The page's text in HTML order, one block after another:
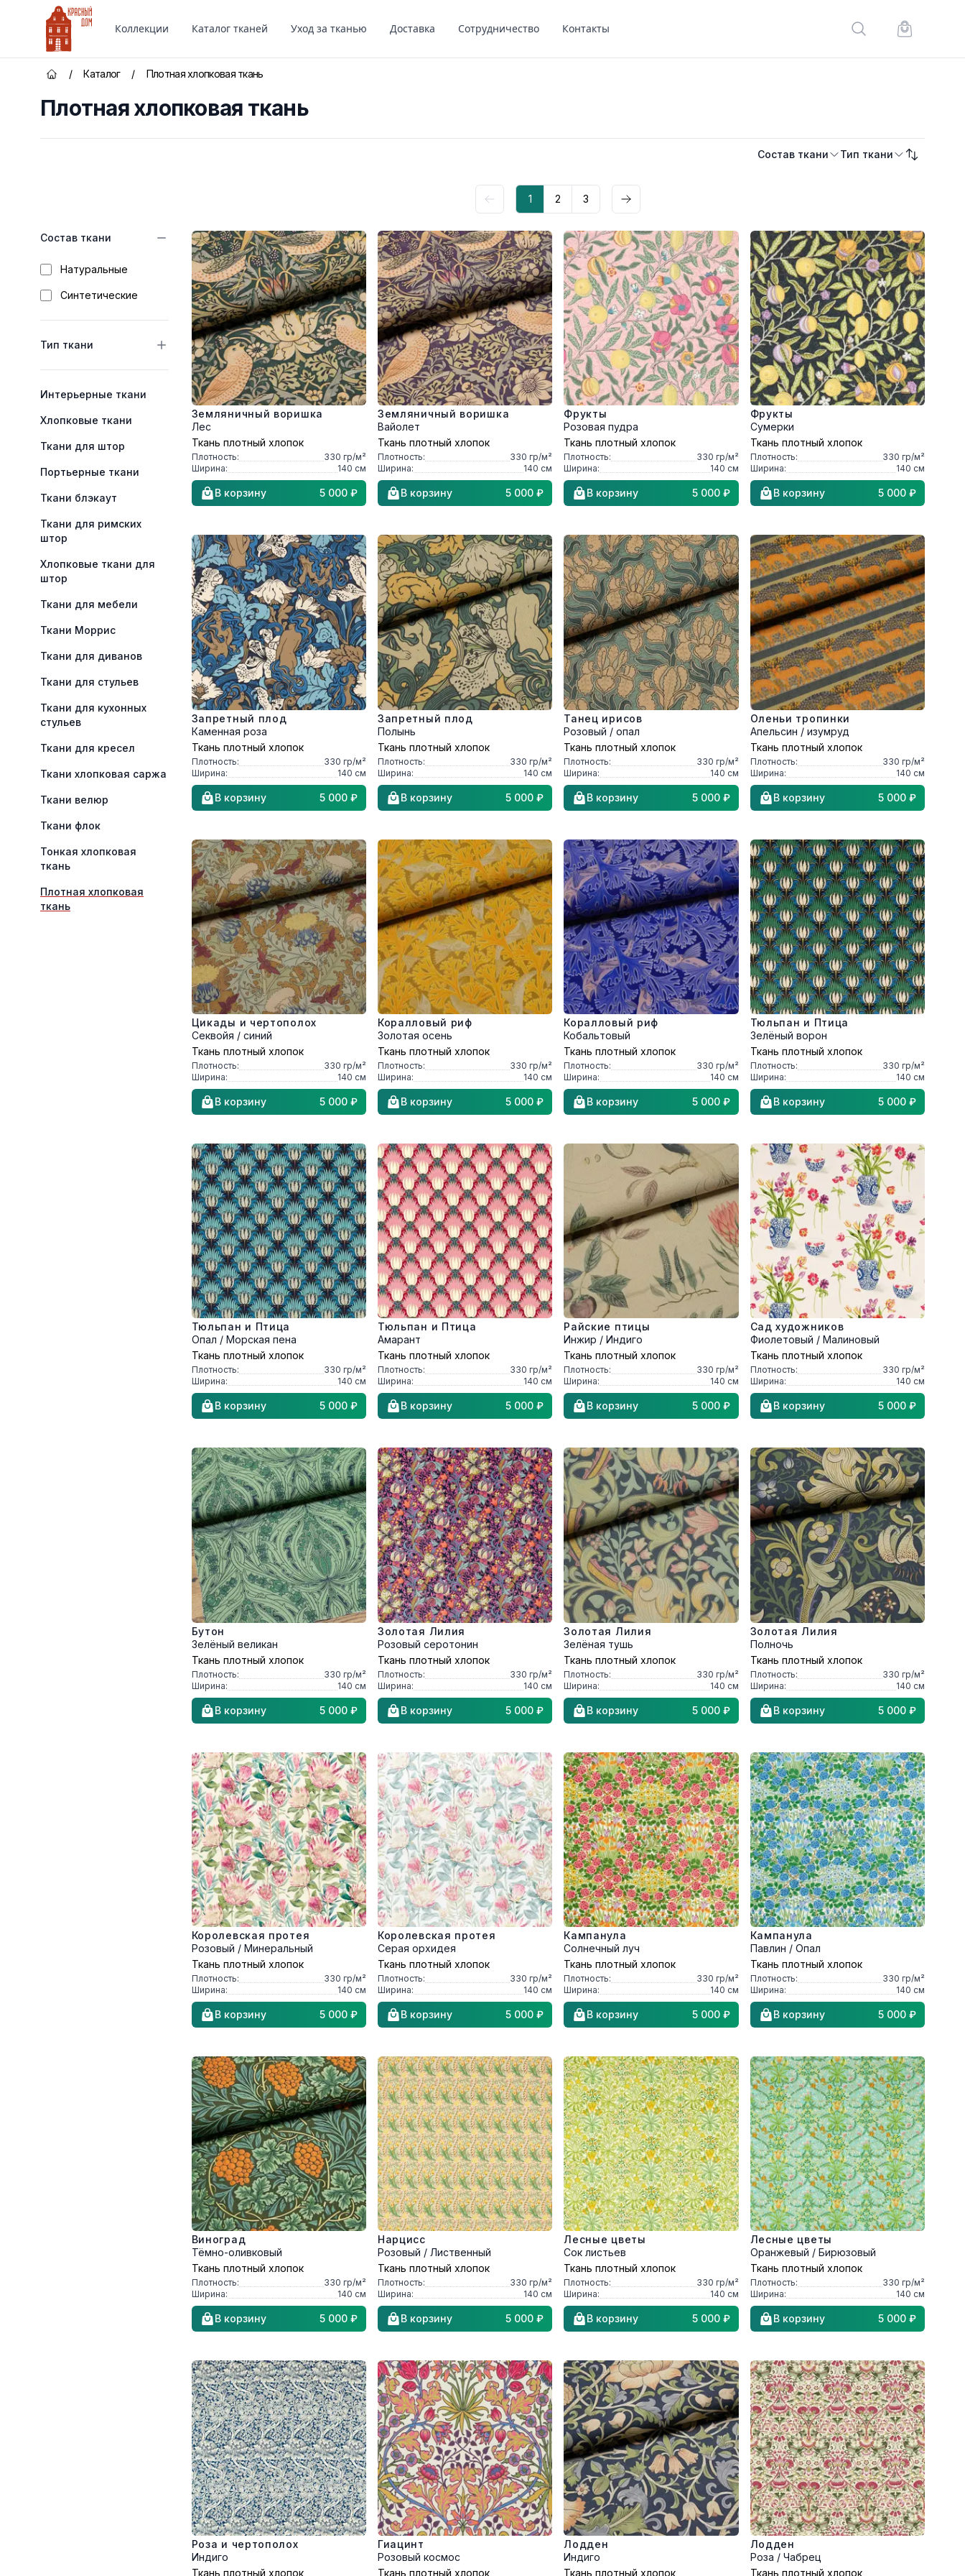
Красный Дом
Коллекции Каталог тканей Уход за тканью Доставка Сотрудничество Контакты Поиск по сайту
Корзина
Главная страница
/ Каталог / Плотная хлопковая ткань
Плотная хлопковая ткань
Состав ткани Тип ткани
Состав ткани
Натуральные
Синтетические
Тип ткани
Интерьерные ткани
Хлопковые ткани
Ткани для штор
Портьерные ткани
Ткани блэкаут
Ткани для римских
штор
Хлопковые ткани для
штор
Ткани для мебели
Ткани Моррис
Ткани для диванов
Ткани для стульев
Ткани для кухонных
стульев
Ткани для кресел
Ткани хлопковая саржа
Ткани велюр
Ткани флок
Тонкая хлопковая
ткань
Плотная хлопковая
ткань
1 2 3
Земляничный воришка
Лес
Ткань плотный хлопок
Плотность: 330 гр/м²
Ширина:
140 см
В корзину 5 000 ₽
Земляничный воришка
Вайолет
Ткань плотный хлопок
Плотность: 330 гр/м²
Ширина:
140 см
В корзину 5 000 ₽
Фрукты
Розовая пудра
Ткань плотный хлопок
Плотность: 330 гр/м²
Ширина:
140 см
В корзину 5 000 ₽
Фрукты
Сумерки
Ткань плотный хлопок
Плотность: 330 гр/м²
Ширина:
140 см
В корзину 5 000 ₽
Запретный плод
Каменная роза
Ткань плотный хлопок
Плотность: 330 гр/м²
Ширина:
140 см
В корзину 5 000 ₽
Запретный плод
Полынь
Ткань плотный хлопок
Плотность: 330 гр/м²
Ширина:
140 см
В корзину 5 000 ₽
Танец ирисов
Розовый / опал
Ткань плотный хлопок
Плотность: 330 гр/м²
Ширина:
140 см
В корзину 5 000 ₽
Оленьи тропинки
Апельсин / изумруд
Ткань плотный хлопок
Плотность: 330 гр/м²
Ширина:
140 см
В корзину 5 000 ₽
Цикады и чертополох
Секвойя / синий
Ткань плотный хлопок
Плотность: 330 гр/м²
Ширина:
140 см
В корзину 5 000 ₽
Коралловый риф
Золотая осень
Ткань плотный хлопок
Плотность: 330 гр/м²
Ширина:
140 см
В корзину 5 000 ₽
Коралловый риф
Кобальтовый
Ткань плотный хлопок
Плотность: 330 гр/м²
Ширина:
140 см
В корзину 5 000 ₽
Тюльпан и Птица
Зелёный ворон
Ткань плотный хлопок
Плотность: 330 гр/м²
Ширина:
140 см
В корзину 5 000 ₽
Тюльпан и Птица
Опал / Морская пена
Ткань плотный хлопок
Плотность: 330 гр/м²
Ширина:
140 см
В корзину 5 000 ₽
Тюльпан и Птица
Амарант
Ткань плотный хлопок
Плотность: 330 гр/м²
Ширина:
140 см
В корзину 5 000 ₽
Райские птицы
Инжир / Индиго
Ткань плотный хлопок
Плотность: 330 гр/м²
Ширина:
140 см
В корзину 5 000 ₽
Сад художников
Фиолетовый / Малиновый
Ткань плотный хлопок
Плотность: 330 гр/м²
Ширина:
140 см
В корзину 5 000 ₽
Бутон
Зелёный великан
Ткань плотный хлопок
Плотность: 330 гр/м²
Ширина:
140 см
В корзину 5 000 ₽
Золотая Лилия
Розовый серотонин
Ткань плотный хлопок
Плотность: 330 гр/м²
Ширина:
140 см
В корзину 5 000 ₽
Золотая Лилия
Зелёная тушь
Ткань плотный хлопок
Плотность: 330 гр/м²
Ширина:
140 см
В корзину 5 000 ₽
Золотая Лилия
Полночь
Ткань плотный хлопок
Плотность: 330 гр/м²
Ширина:
140 см
В корзину 5 000 ₽
Королевская протея
Розовый / Минеральный
Ткань плотный хлопок
Плотность: 330 гр/м²
Ширина:
140 см
В корзину 5 000 ₽
Королевская протея
Серая орхидея
Ткань плотный хлопок
Плотность: 330 гр/м²
Ширина:
140 см
В корзину 5 000 ₽
Кампанула
Солнечный луч
Ткань плотный хлопок
Плотность: 330 гр/м²
Ширина:
140 см
В корзину 5 000 ₽
Кампанула
Павлин / Опал
Ткань плотный хлопок
Плотность: 330 гр/м²
Ширина:
140 см
В корзину 5 000 ₽
Виноград
Тёмно-оливковый
Ткань плотный хлопок
Плотность: 330 гр/м²
Ширина:
140 см
В корзину 5 000 ₽
Нарцисс
Розовый / Лиственный
Ткань плотный хлопок
Плотность: 330 гр/м²
Ширина:
140 см
В корзину 5 000 ₽
Лесные цветы
Сок листьев
Ткань плотный хлопок
Плотность: 330 гр/м²
Ширина:
140 см
В корзину 5 000 ₽
Лесные цветы
Оранжевый / Бирюзовый
Ткань плотный хлопок
Плотность: 330 гр/м²
Ширина:
140 см
В корзину 5 000 ₽
Роза и чертополох
Индиго
Ткань плотный хлопок
Гиацинт
Розовый космос
Ткань плотный хлопок
Лодден
Индиго
Ткань плотный хлопок
Лодден
Роза / Чабрец
Ткань плотный хлопок